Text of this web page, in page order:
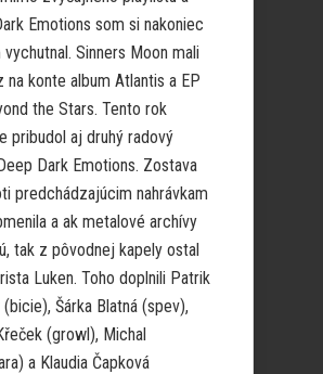
Emotions som si nakoniec
Sinners Moon mali
na konte album Atlantis a EP
the Stars. Tento rok
pribudol aj druhý radový
Dark Emotions. Zostava
predchádzajúcim nahrávkam
a ak metalové archívy
tak z pôvodnej kapely ostal
Luken. Toho doplnili Patrik
Šárka Blatná (spev),
(growl), Michal
a Klaudia Čapková